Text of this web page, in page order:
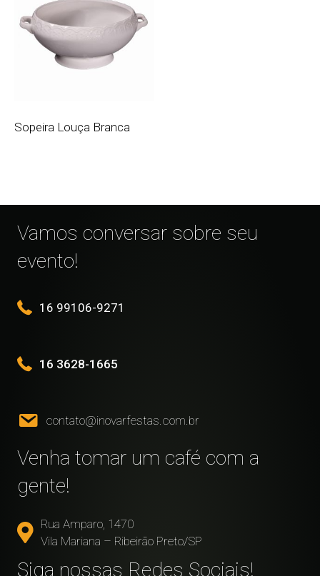
Sopeira Louça Branca
Vamos conversar sobre seu
evento!
16 99106-9271
16 3628-1665
contato@inovarfestas.com.br
Venha tomar um café com a
gente!
Rua Amparo, 1470
Vila Mariana – Ribeirão Preto/SP
Siga nossas Redes Sociais!